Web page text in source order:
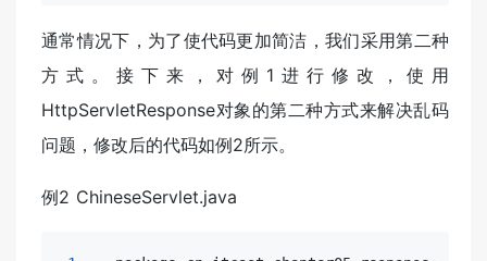
通常情况下，为了使代码更加简洁，我们采用第二种
方式。接下来，对例1进行修改，使用
HttpServletResponse对象的第二种方式来解决乱码
问题，修改后的代码如例2所示。
例2 ChineseServlet.java